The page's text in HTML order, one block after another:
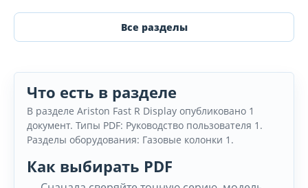
Все разделы
Что есть в разделе
В разделе Ariston Fast R Display опубликовано 1
документ. Типы PDF: Руководство пользователя 1.
Разделы оборудования: Газовые колонки 1.
Как выбирать PDF